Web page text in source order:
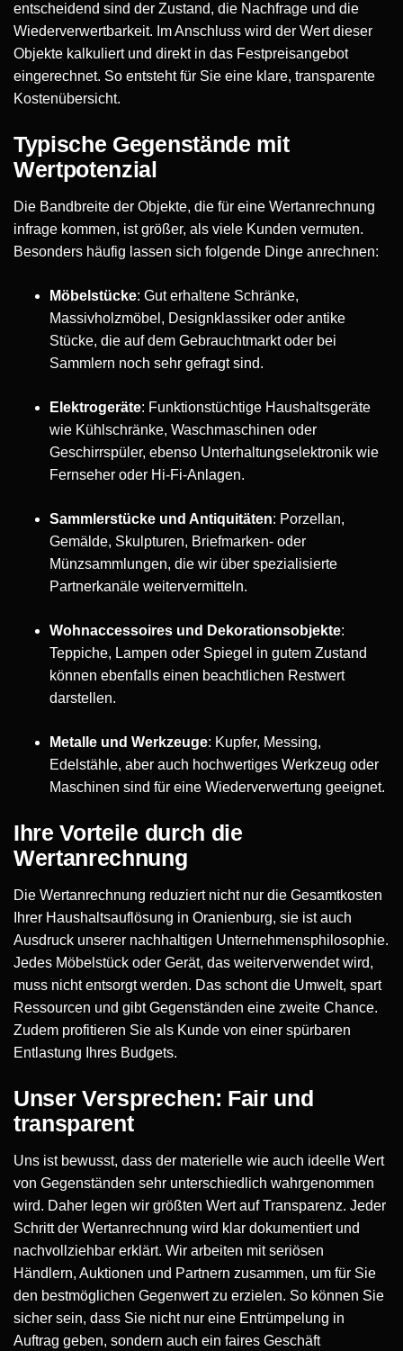
entscheidend sind der Zustand, die Nachfrage und die
Wiederverwertbarkeit. Im Anschluss wird der Wert dieser
Objekte kalkuliert und direkt in das Festpreisangebot
eingerechnet. So entsteht für Sie eine klare, transparente
Kostenübersicht.
Typische Gegenstände mit
Wertpotenzial
Die Bandbreite der Objekte, die für eine Wertanrechnung
infrage kommen, ist größer, als viele Kunden vermuten.
Besonders häufig lassen sich folgende Dinge anrechnen:
Möbelstücke: Gut erhaltene Schränke,
Massivholzmöbel, Designklassiker oder antike
Stücke, die auf dem Gebrauchtmarkt oder bei
Sammlern noch sehr gefragt sind.
Elektrogeräte: Funktionstüchtige Haushaltsgeräte
wie Kühlschränke, Waschmaschinen oder
Geschirrspüler, ebenso Unterhaltungselektronik wie
Fernseher oder Hi-Fi-Anlagen.
Sammlerstücke und Antiquitäten: Porzellan,
Gemälde, Skulpturen, Briefmarken- oder
Münzsammlungen, die wir über spezialisierte
Partnerkanäle weitervermitteln.
Wohnaccessoires und Dekorationsobjekte:
Teppiche, Lampen oder Spiegel in gutem Zustand
können ebenfalls einen beachtlichen Restwert
darstellen.
Metalle und Werkzeuge: Kupfer, Messing,
Edelstähle, aber auch hochwertiges Werkzeug oder
Maschinen sind für eine Wiederverwertung geeignet.
Ihre Vorteile durch die
Wertanrechnung
Die Wertanrechnung reduziert nicht nur die Gesamtkosten
Ihrer Haushaltsauflösung in Oranienburg, sie ist auch
Ausdruck unserer nachhaltigen Unternehmensphilosophie.
Jedes Möbelstück oder Gerät, das weiterverwendet wird,
muss nicht entsorgt werden. Das schont die Umwelt, spart
Ressourcen und gibt Gegenständen eine zweite Chance.
Zudem profitieren Sie als Kunde von einer spürbaren
Entlastung Ihres Budgets.
Unser Versprechen: Fair und
transparent
Uns ist bewusst, dass der materielle wie auch ideelle Wert
von Gegenständen sehr unterschiedlich wahrgenommen
wird. Daher legen wir größten Wert auf Transparenz. Jeder
Schritt der Wertanrechnung wird klar dokumentiert und
nachvollziehbar erklärt. Wir arbeiten mit seriösen
Händlern, Auktionen und Partnern zusammen, um für Sie
den bestmöglichen Gegenwert zu erzielen. So können Sie
sicher sein, dass Sie nicht nur eine Entrümpelung in
Auftrag geben, sondern auch ein faires Geschäft